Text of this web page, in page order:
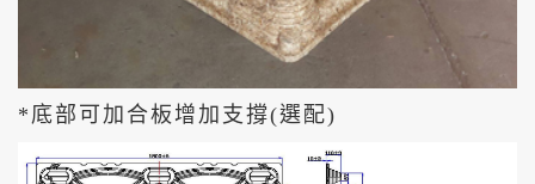
*底部可加合板增加支撐(選配)